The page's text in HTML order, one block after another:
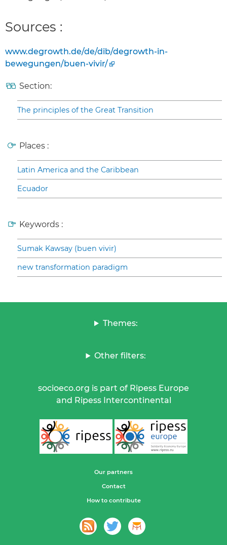
Sources :
www.degrowth.de/de/dib/degrowth-in-
bewegungen/buen-vivir/
Section:
The principles of the Great Transition
Places :
Latin America and the Caribbean
Ecuador
Keywords :
Sumak Kawsay (buen vivir)
new transformation paradigm
Themes:
Other filters:
socioeco.org is part of Ripess Europe
and Ripess Intercontinental
Our partners
Contact
How to contribute